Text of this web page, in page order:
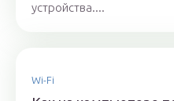
устройства....
Wi-Fi